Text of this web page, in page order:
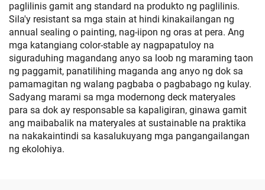
paglilinis gamit ang standard na produkto ng paglilinis.
Sila'y resistant sa mga stain at hindi kinakailangan ng
annual sealing o painting, nag-iipon ng oras at pera. Ang
mga katangiang color-stable ay nagpapatuloy na
siguraduhing magandang anyo sa loob ng maraming taon
ng paggamit, panatilihing maganda ang anyo ng dok sa
pamamagitan ng walang pagbaba o pagbabago ng kulay.
Sadyang marami sa mga modernong deck materyales
para sa dok ay responsable sa kapaligiran, ginawa gamit
ang maibabalik na materyales at sustainable na praktika
na nakakaintindi sa kasalukuyang mga pangangailangan
ng ekolohiya.